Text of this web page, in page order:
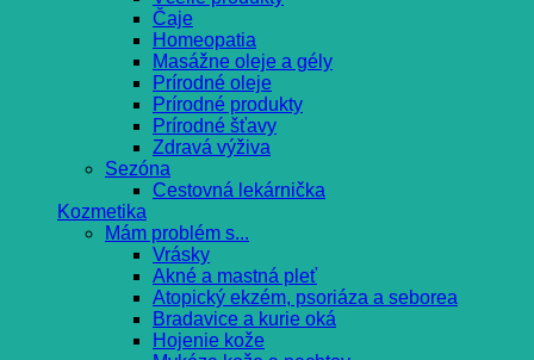
Čaje
Homeopatia
Masážne oleje a gély
Prírodné oleje
Prírodné produkty
Prírodné šťavy
Zdravá výživa
Sezóna
Cestovná lekárnička
Kozmetika
Mám problém s...
Vrásky
Akné a mastná pleť
Atopický ekzém, psoriáza a seborea
Bradavice a kurie oká
Hojenie kože